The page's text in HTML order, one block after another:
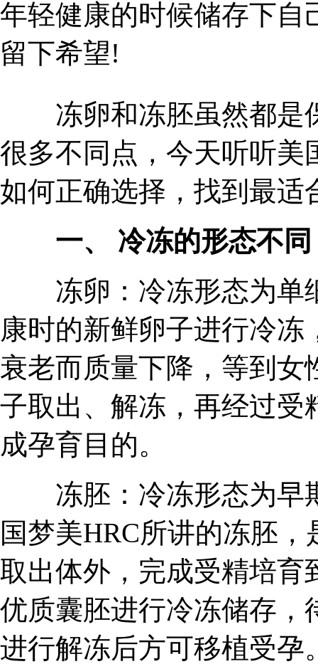
年轻健康的时候储存下自
留下希望!
冻卵和冻胚虽然都是
很多不同点，今天听听美
如何正确选择，找到最适
一、 冷冻的形态不同
冻卵：冷冻形态为单
康时的新鲜卵子进行冷
衰老而质量下降，等到女
子取出、解冻，再经过受
成孕育目的。
冻胚：冷冻形态为早
国梦美HRC所讲的冻胚
取出体外，完成受精培育
优质囊胚进行冷冻储存，
进行解冻后方可移植受孕